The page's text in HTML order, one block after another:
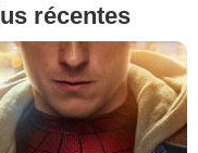
récentes